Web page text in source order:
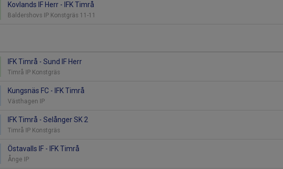
Kovlands IF Herr - IFK Timrå
Baldershovs IP Konstgräs 11-11
IFK Timrå - Sund IF Herr
Timrå IP Konstgräs
Kungsnäs FC - IFK Timrå
Västhagen IP
IFK Timrå - Selånger SK 2
Timrå IP Konstgräs
Östavalls IF - IFK Timrå
Ånge IP